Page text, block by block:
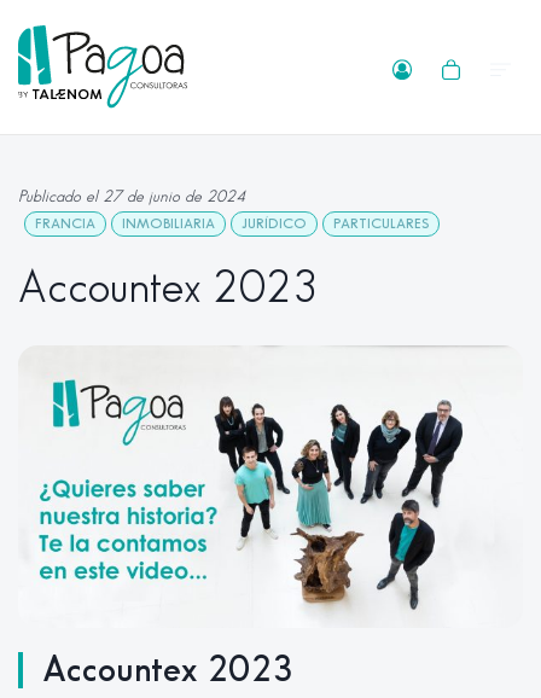
Publicado el 27 de junio de 2024
FRANCIA INMOBILIARIA JURÍDICO PARTICULARES
Accountex 2023
Accountex 2023